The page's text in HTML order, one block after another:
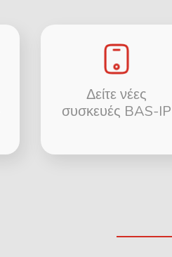
Δείτε νέες
συσκευές BAS-IP